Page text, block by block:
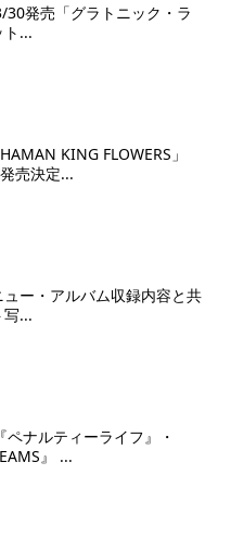
30発売「グラトニック・ラ
ト...
KING FLOWERS」
売決定...
ー・アルバム収録内容と共
写...
ナルティーライフ』・
』 ...